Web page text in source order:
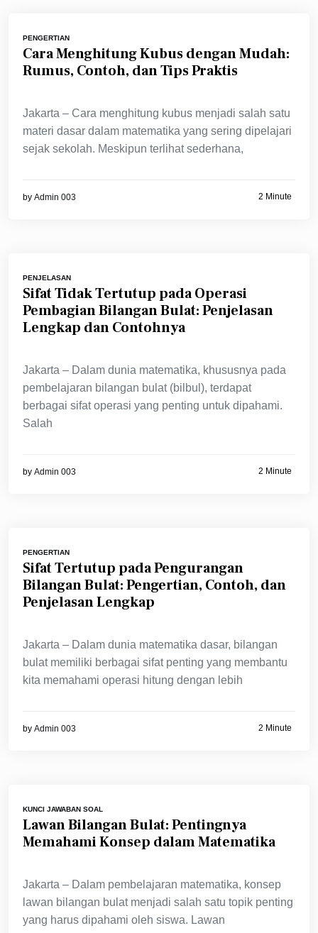
PENGERTIAN
Cara Menghitung Kubus dengan Mudah:
Rumus, Contoh, dan Tips Praktis
Jakarta – Cara menghitung kubus menjadi salah satu
materi dasar dalam matematika yang sering dipelajari
sejak sekolah. Meskipun terlihat sederhana,
by Admin 003 2 Minute
PENJELASAN
Sifat Tidak Tertutup pada Operasi
Pembagian Bilangan Bulat: Penjelasan
Lengkap dan Contohnya
Jakarta – Dalam dunia matematika, khususnya pada
pembelajaran bilangan bulat (bilbul), terdapat
berbagai sifat operasi yang penting untuk dipahami.
Salah
by Admin 003 2 Minute
PENGERTIAN
Sifat Tertutup pada Pengurangan
Bilangan Bulat: Pengertian, Contoh, dan
Penjelasan Lengkap
Jakarta – Dalam dunia matematika dasar, bilangan
bulat memiliki berbagai sifat penting yang membantu
kita memahami operasi hitung dengan lebih
by Admin 003 2 Minute
KUNCI JAWABAN SOAL
Lawan Bilangan Bulat: Pentingnya
Memahami Konsep dalam Matematika
Jakarta – Dalam pembelajaran matematika, konsep
lawan bilangan bulat menjadi salah satu topik penting
yang harus dipahami oleh siswa. Lawan